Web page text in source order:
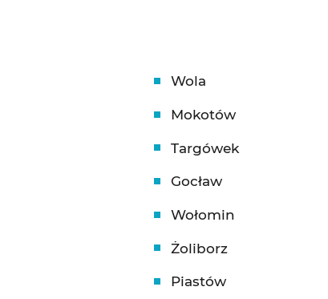
Wola
Mokotów
Targówek
Gocław
Wołomin
Żoliborz
Piastów